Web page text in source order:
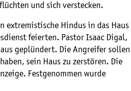
und sich verstecken.
extremistische Hindus in das Haus
feierten. Pastor Isaac Digal,
geplündert. Die Angreifer sollen
sein Haus zu zerstören. Die
Festgenommen wurde